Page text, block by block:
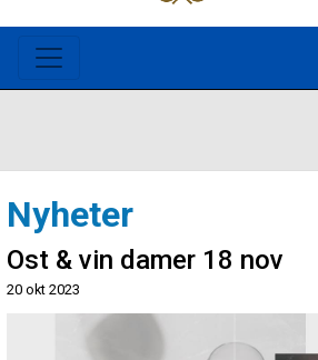
Nyheter
Ost & vin damer 18 nov
20 okt 2023